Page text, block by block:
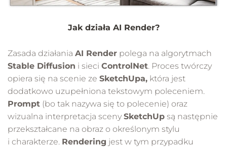
Jak działa AI Render?
Zasada działania AI Render polega na algorytmach
Stable Diffusion i sieci ControlNet. Proces twórczy
opiera się na scenie ze SketchUpa, która jest
dodatkowo uzupełniona tekstowym poleceniem.
Prompt (bo tak nazywa się to polecenie) oraz
wizualna interpretacja sceny SketchUp są następnie
przekształcane na obraz o określonym stylu
i charakterze. Rendering jest w tym przypadku